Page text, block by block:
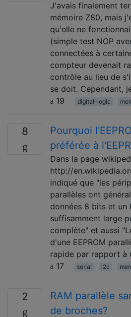
J'avais finalement
mémoire Z80, mais
qu'elle ne
(simple test NOP
connectées à
compteur devenait
contrôle au lieu de
se doit. Cependant,
19
digital-logic
8
Pourquoi
préférée à
Dans la page
http://
indiqué que "les
parallèles ont
données 8 bits et un
suffisamment large
complète" et aussi
d'une EEPROM
rapide par rapport à
17
serial i2c
2
RAM parallèle
de broches?